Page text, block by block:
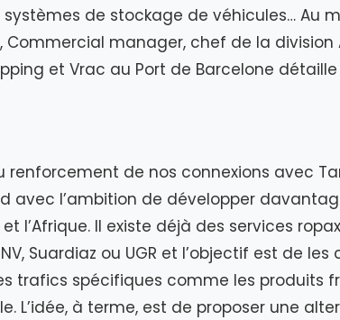
de stockage de véhicules… Au
Commercial manager, chef de la division
et Vrac au Port de Barcelone
renforcement de nos connexions avec
avec l’ambition de développer
l’Afrique. Il existe déjà des services
Suardiaz ou UGR et l’objectif est de les
trafics spécifiques comme les produits
L’idée, à terme, est de proposer une